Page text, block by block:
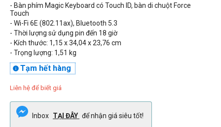
- Bàn phím Magic Keyboard có Touch ID, bàn di chuột Force
Touch
- Wi-Fi 6E (802.11ax), Bluetooth 5.3
- Thời lượng sử dụng pin đến 18 giờ
- Kích thước: 1,15 x 34,04 x 23,76 cm
- Trọng lượng: 1,51 kg
Tạm hết hàng

Liên hệ để biết giá
Inbox TẠI ĐÂY để nhận giá siêu tốt!